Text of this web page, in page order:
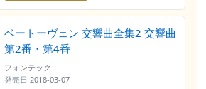
ベートーヴェン 交響曲全集2 交響曲
第2番・第4番
フォンテック
発売日 2018-03-07